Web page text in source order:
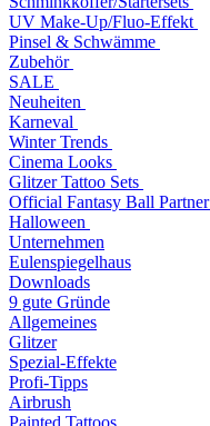
UV Make-Up/Fluo-Effekt
Pinsel & Schwämme
Zubehör
SALE
Neuheiten
Karneval
Winter Trends
Cinema Looks
Glitzer Tattoo Sets
Official Fantasy Ball Partner
Halloween
Unternehmen
Eulenspiegelhaus
Downloads
9 gute Gründe
Allgemeines
Glitzer
Spezial-Effekte
Profi-Tipps
Airbrush
Painted Tattoos